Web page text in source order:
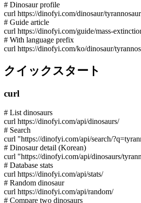
# Dinosaur profile
curl https://dinofyi.com/dinosaur/
# Guide article
curl https://dinofyi.com/guide/mass-
# With language prefix
curl https://dinofyi.com/ko/dinosaur/
クイックスタート
curl
# List dinosaurs
curl https://dinofyi.com/api/dinosaurs/
# Search
curl "https://dinofyi.com/api/search/
# Dinosaur detail (Korean)
curl "https://dinofyi.com/api/dinosaurs/
# Database stats
curl https://dinofyi.com/api/stats/
# Random dinosaur
curl https://dinofyi.com/api/random/
# Compare two dinosaurs